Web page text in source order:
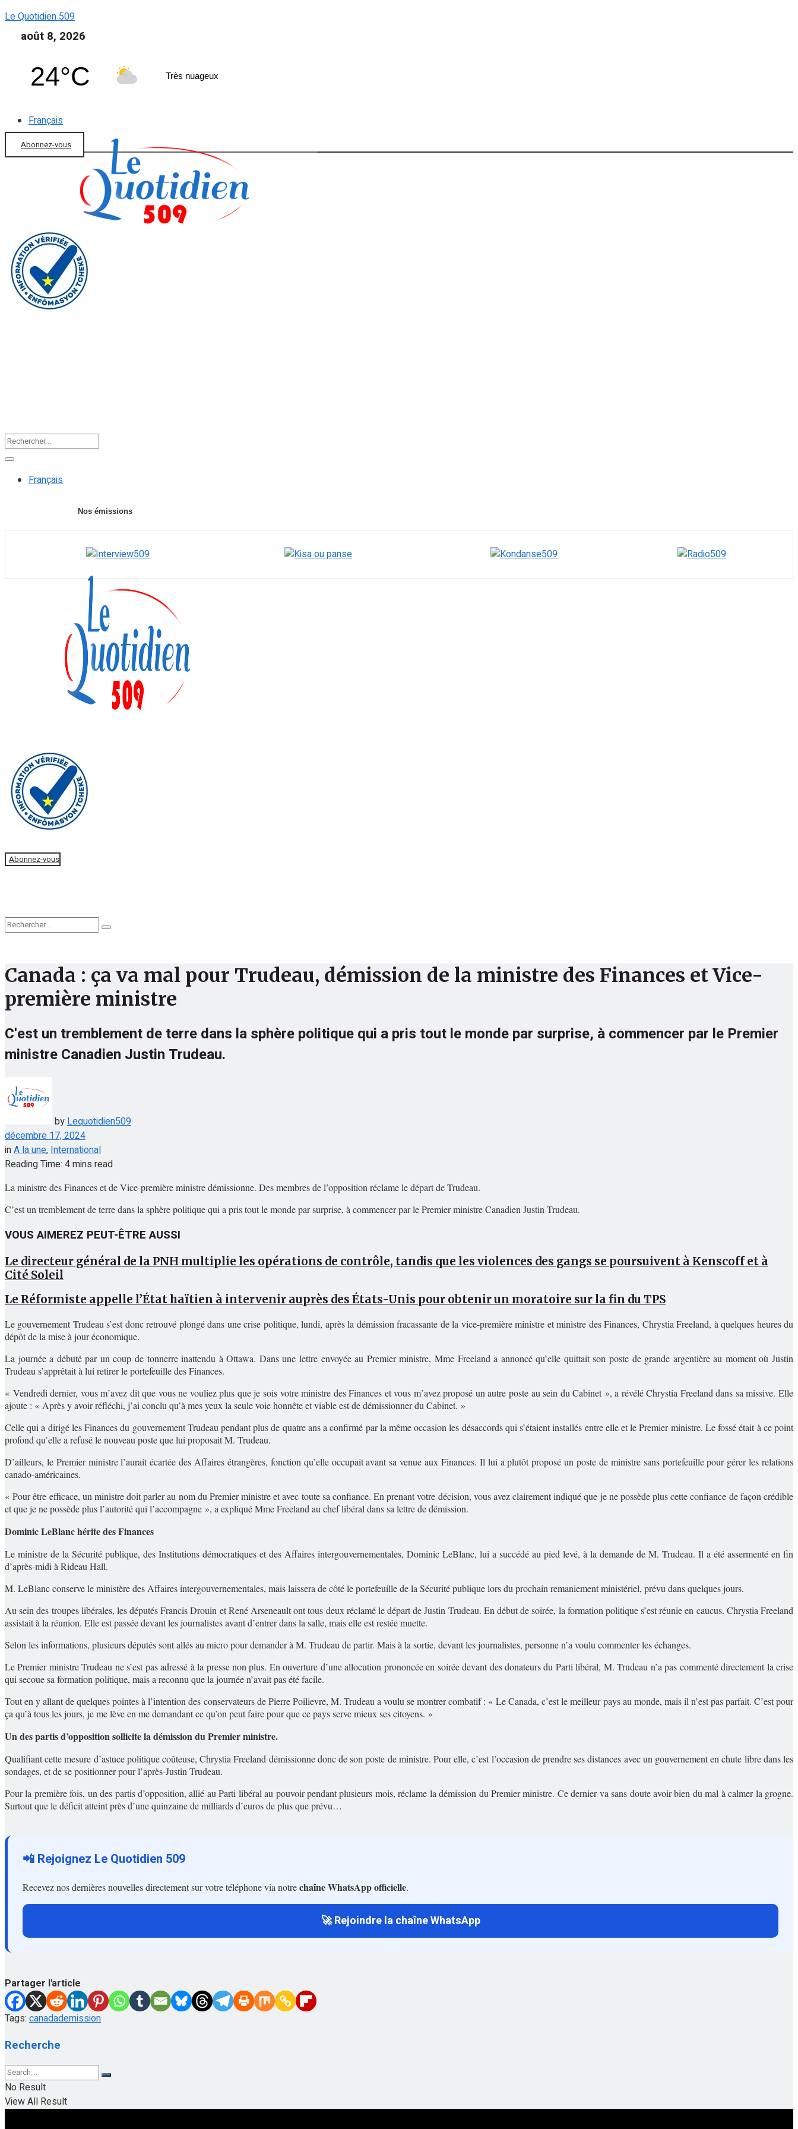
Le Quotidien 509
août 8, 2026
24°C Très nuageux
Français
Abonnez-vous
Français
Nos émissions
Abonnez-vous
Canada : ça va mal pour Trudeau, démission de la ministre des Finances et Vice-
première ministre
C'est un tremblement de terre dans la sphère politique qui a pris tout le monde par surprise, à commencer par le Premier
ministre Canadien Justin Trudeau.
byLequotidien509
décembre 17, 2024
inA la une,International
Reading Time: 4 mins read
La ministre des Finances et de Vice-première ministre démissionne. Des membres de l’opposition réclame le départ de Trudeau.
C’est un tremblement de terre dans la sphère politique qui a pris tout le monde par surprise, à commencer par le Premier ministre Canadien Justin Trudeau.
VOUS AIMEREZ PEUT-ÊTRE AUSSI
Le directeur général de la PNH multiplie les opérations de contrôle, tandis que les violences des gangs se poursuivent à Kenscoff et à
Cité Soleil
Le Réformiste appelle l’État haïtien à intervenir auprès des États-Unis pour obtenir un moratoire sur la fin du TPS
Le gouvernement Trudeau s’est donc retrouvé plongé dans une crise politique, lundi, après la démission fracassante de la vice-première ministre et ministre des Finances, Chrystia Freeland, à quelques heures du
dépôt de la mise à jour économique.
La journée a débuté par un coup de tonnerre inattendu à Ottawa. Dans une lettre envoyée au Premier ministre, Mme Freeland a annoncé qu’elle quittait son poste de grande argentière au moment où Justin
Trudeau s’apprêtait à lui retirer le portefeuille des Finances.
« Vendredi dernier, vous m’avez dit que vous ne vouliez plus que je sois votre ministre des Finances et vous m’avez proposé un autre poste au sein du Cabinet », a révélé Chrystia Freeland dans sa missive. Elle
ajoute : « Après y avoir réfléchi, j’ai conclu qu’à mes yeux la seule voie honnête et viable est de démissionner du Cabinet. »
Celle qui a dirigé les Finances du gouvernement Trudeau pendant plus de quatre ans a confirmé par la même occasion les désaccords qui s’étaient installés entre elle et le Premier ministre. Le fossé était à ce point
profond qu’elle a refusé le nouveau poste que lui proposait M. Trudeau.
D’ailleurs, le Premier ministre l’aurait écartée des Affaires étrangères, fonction qu’elle occupait avant sa venue aux Finances. Il lui a plutôt proposé un poste de ministre sans portefeuille pour gérer les relations
canado-américaines.
« Pour être efficace, un ministre doit parler au nom du Premier ministre et avec toute sa confiance. En prenant votre décision, vous avez clairement indiqué que je ne possède plus cette confiance de façon crédible
et que je ne possède plus l’autorité qui l’accompagne », a expliqué Mme Freeland au chef libéral dans sa lettre de démission.
Dominic LeBlanc hérite des Finances
Le ministre de la Sécurité publique, des Institutions démocratiques et des Affaires intergouvernementales, Dominic LeBlanc, lui a succédé au pied levé, à la demande de M. Trudeau. Il a été assermenté en fin
d’après-midi à Rideau Hall.
M. LeBlanc conserve le ministère des Affaires intergouvernementales, mais laissera de côté le portefeuille de la Sécurité publique lors du prochain remaniement ministériel, prévu dans quelques jours.
Au sein des troupes libérales, les députés Francis Drouin et René Arseneault ont tous deux réclamé le départ de Justin Trudeau. En début de soirée, la formation politique s’est réunie en caucus. Chrystia Freeland
assistait à la réunion. Elle est passée devant les journalistes avant d’entrer dans la salle, mais elle est restée muette.
Selon les informations, plusieurs députés sont allés au micro pour demander à M. Trudeau de partir. Mais à la sortie, devant les journalistes, personne n’a voulu commenter les échanges.
Le Premier ministre Trudeau ne s’est pas adressé à la presse non plus. En ouverture d’une allocution prononcée en soirée devant des donateurs du Parti libéral, M. Trudeau n’a pas commenté directement la crise
qui secoue sa formation politique, mais a reconnu que la journée n’avait pas été facile.
Tout en y allant de quelques pointes à l’intention des conservateurs de Pierre Poilievre, M. Trudeau a voulu se montrer combatif : « Le Canada, c’est le meilleur pays au monde, mais il n’est pas parfait. C’est pour
ça qu’à tous les jours, je me lève en me demandant ce qu’on peut faire pour que ce pays serve mieux ses citoyens. »
Un des partis d’opposition sollicite la démission du Premier ministre.
Qualifiant cette mesure d’astuce politique coûteuse, Chrystia Freeland démissionne donc de son poste de ministre. Pour elle, c’est l’occasion de prendre ses distances avec un gouvernement en chute libre dans les
sondages, et de se positionner pour l’après-Justin Trudeau.
Pour la première fois, un des partis d’opposition, allié au Parti libéral au pouvoir pendant plusieurs mois, réclame la démission du Premier ministre. Ce dernier va sans doute avoir bien du mal à calmer la grogne.
Surtout que le déficit atteint près d’une quinzaine de milliards d’euros de plus que prévu…
📲 Rejoignez Le Quotidien 509
Recevez nos dernières nouvelles directement sur votre téléphone via notrechaîne WhatsApp officielle.
🚀 Rejoindre la chaîne WhatsApp
Partager l'article
Tags: canadademission
Recherche
No Result
View All Result